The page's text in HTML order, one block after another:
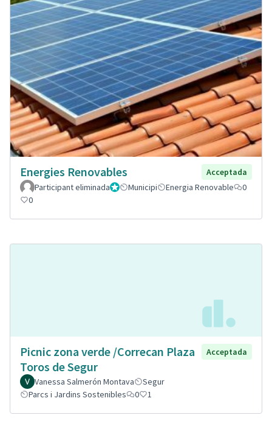
Energies Renovables
Acceptada
Participant eliminadaAdministrador
Municipi Energia Renovable
0
0
Picnic zona verde /Correcan Plaza
Toros de Segur
Acceptada
Vanessa Salmerón Montava
Segur
Parcs i Jardins Sostenibles
0 1